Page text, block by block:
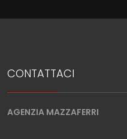
CONTATTACI
AGENZIA MAZZAFERRI